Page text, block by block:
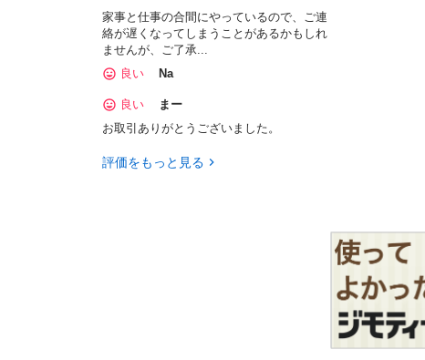
家事と仕事の合間にやっているので、ご連
絡が遅くなってしまうことがあるかもしれ
ませんが、ご了承...
良い
Na
良い
まー
お取引ありがとうございました。
評価をもっと見る